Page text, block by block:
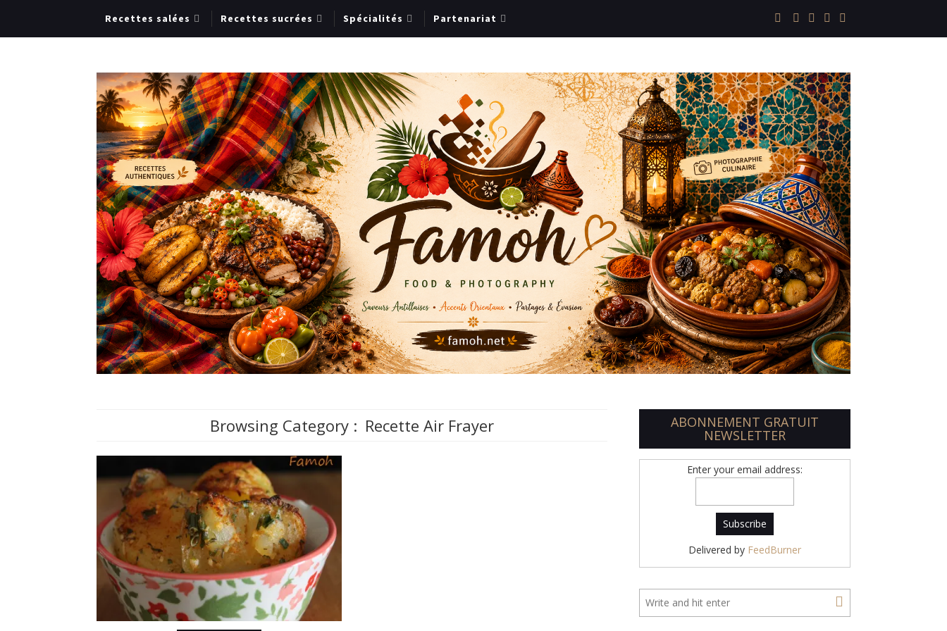
Recettes salées Recettes sucrées Spécialités Partenariat
Browsing Category : Recette Air Frayer ABONNEMENT GRATUIT
NEWSLETTER
Enter your email address:
Delivered by FeedBurner